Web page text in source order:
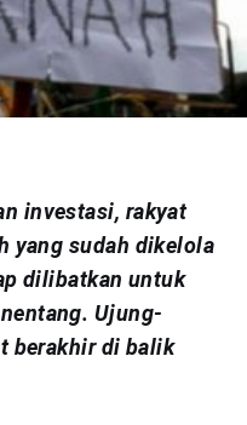
investasi, rakyat
yang sudah dikelola
dilibatkan untuk
Ujung-
berakhir di balik